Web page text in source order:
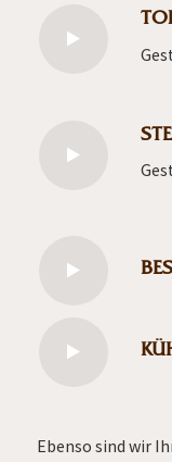
Ebenso sind wir